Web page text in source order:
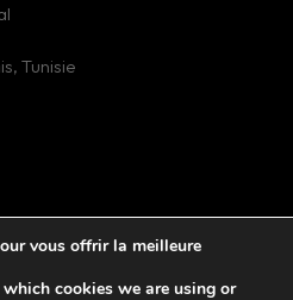
de marketing digital WAOO
Tunisie
vous offrir la meilleure
cookies we are using or